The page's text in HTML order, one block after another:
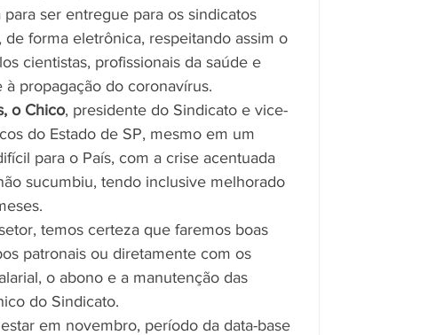
ser entregue para os sindicatos
forma eletrônica, respeitando assim o
cientistas, profissionais da saúde e
propagação do coronavírus.
o Chico, presidente do Sindicato e vice-
do Estado de SP, mesmo em um
para o País, com a crise acentuada
sucumbiu, tendo inclusive melhorado
temos certeza que faremos boas
patronais ou diretamente com os
o abono e a manutenção das
do Sindicato.
em novembro, período da data-base